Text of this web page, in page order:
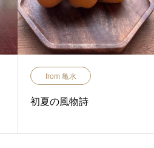
from 亀水
初夏の風物詩